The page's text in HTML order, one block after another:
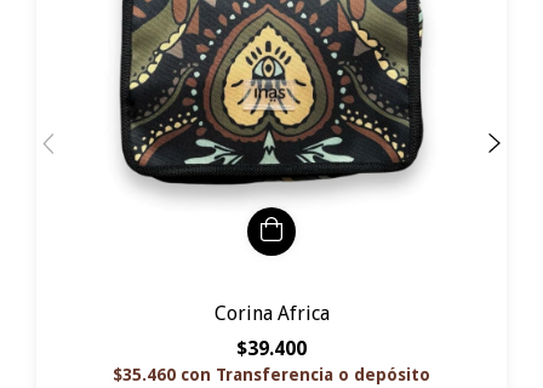
Corina Africa
$39.400
$35.460 con Transferencia o depósito